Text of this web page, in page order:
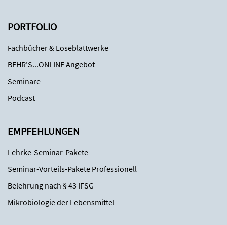
PORTFOLIO
Fachbücher & Loseblattwerke
BEHR'S...ONLINE Angebot
Seminare
Podcast
EMPFEHLUNGEN
Lehrke-Seminar-Pakete
Seminar-Vorteils-Pakete Professionell
Belehrung nach § 43 IFSG
Mikrobiologie der Lebensmittel